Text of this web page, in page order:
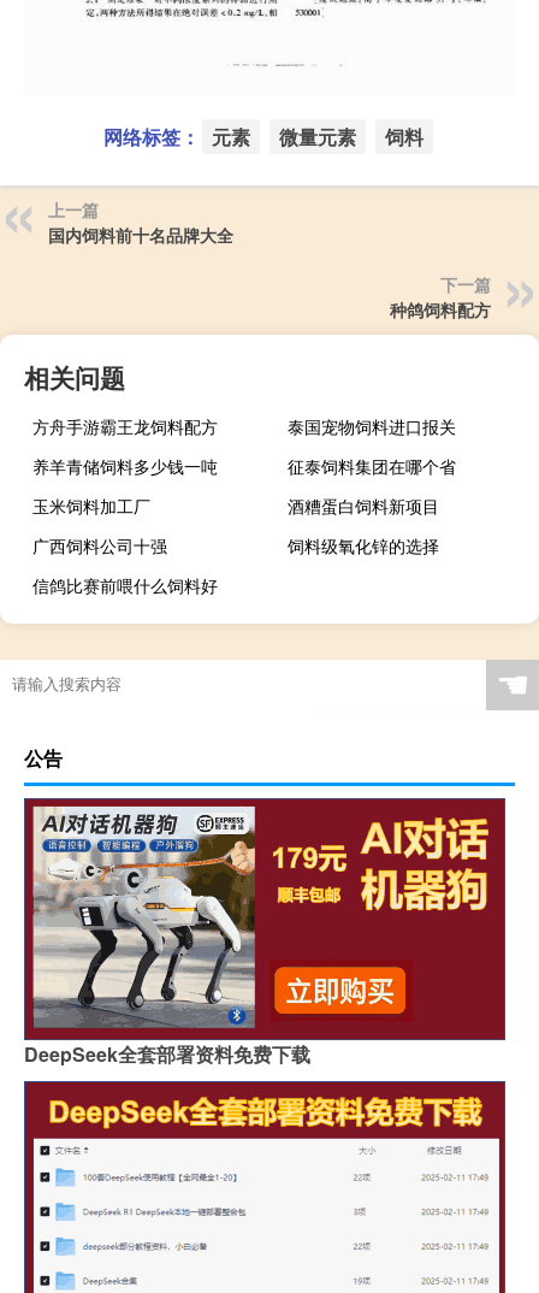
网络标签： 元素 微量元素 饲料
上一篇
国内饲料前十名品牌大全
下一篇
种鸽饲料配方
相关问题
方舟手游霸王龙饲料配方
泰国宠物饲料进口报关
养羊青储饲料多少钱一吨
征泰饲料集团在哪个省
玉米饲料加工厂
酒糟蛋白饲料新项目
广西饲料公司十强
饲料级氧化锌的选择
信鸽比赛前喂什么饲料好
☚
公告
DeepSeek全套部署资料免费下载